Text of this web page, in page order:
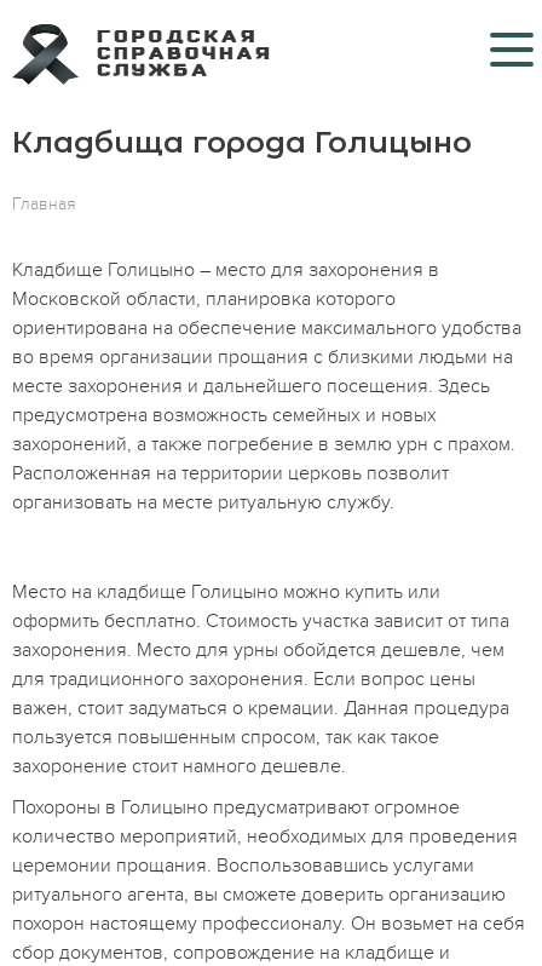
Кладбища
Крематории
Больницы COVID
Ритуальные услуги
Контакты
Кладбища города Голицыно
Главная
Кладбище Голицыно – место для захоронения в
Московской области, планировка которого
ориентирована на обеспечение максимального удобства
во время организации прощания с близкими людьми на
месте захоронения и дальнейшего посещения. Здесь
предусмотрена возможность семейных и новых
захоронений, а также погребение в землю урн с прахом.
Расположенная на территории церковь позволит
организовать на месте ритуальную службу.
Место на кладбище Голицыно можно купить или
оформить бесплатно. Стоимость участка зависит от типа
захоронения. Место для урны обойдется дешевле, чем
для традиционного захоронения. Если вопрос цены
важен, стоит задуматься о кремации. Данная процедура
пользуется повышенным спросом, так как такое
захоронение стоит намного дешевле.
Похороны в Голицыно предусматривают огромное
количество мероприятий, необходимых для проведения
церемонии прощания. Воспользовавшись услугами
ритуального агента, вы сможете доверить организацию
похорон настоящему профессионалу. Он возьмет на себя
сбор документов, сопровождение на кладбище и